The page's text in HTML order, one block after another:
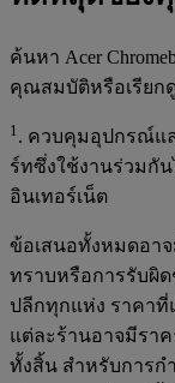
ค้นหา Acer
คุณสมบัติหรือเรีย
1 . ควบคุมอุปกรณ์แ
ร์ทซึ่งใช้งานร่วมกัน
อินเทอร์เน็ต
ข้อเสนอทั้งหมดอา
ทราบหรือการรับผิ
ปลีกทุกแห่ง ราคาที่
แต่ละร้านอาจมีรา
ทั้งสิ้น สำหรับการ